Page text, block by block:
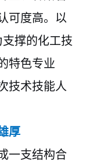
可度高。以
撑的化工技
特色专业
技术技能人
厚
一支结构合